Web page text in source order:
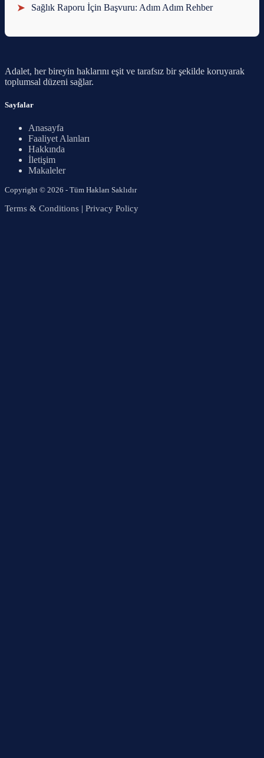
➤ Sağlık Raporu İçin Başvuru: Adım Adım Rehber
Adalet, her bireyin haklarını eşit ve tarafsız bir şekilde koruyarak
toplumsal düzeni sağlar.
Sayfalar
Anasayfa
Faaliyet Alanları
Hakkında
İletişim
Makaleler
Copyright © 2026 - Tüm Hakları Saklıdır
Terms & Conditions | Privacy Policy